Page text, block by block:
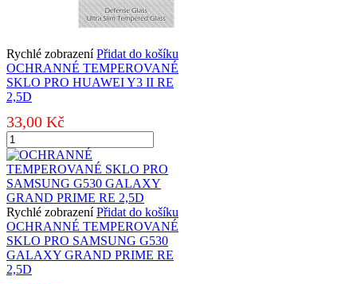
Rychlé zobrazení Přidat do košíku
OCHRANNÉ TEMPEROVANÉ
SKLO PRO HUAWEI Y3 II RE
2,5D
33,00 Kč
OCHRANNÉ
TEMPEROVANÉ
SKLO
PRO
HUAWEI
Y3
II
RE
2,5D
množství
Rychlé zobrazení Přidat do košíku
OCHRANNÉ TEMPEROVANÉ
SKLO PRO SAMSUNG G530
GALAXY GRAND PRIME RE
2,5D